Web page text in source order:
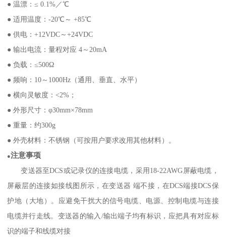
● 温漂：≤ 0.1%／℃
● 适用温度：-20℃～ +85℃
● 供电：+12VDC～+24VDC
● 输出电流：量程对应 4～20mA
● 负载：≤500Ω
● 频响：10～1000Hz（通用、垂直、水平）
● 横向灵敏度：<2%；
● 外形尺寸：φ30mm×78mm
● 重量：约300g
● 外壳材料：不锈钢（可按用户要求改用其他材料）。
●注意事项
变送器至DCS或记录仪的连接电缆，采用18-22AWG屏蔽电缆，
屏蔽层的连接如接线图所示，在变送器 端不接，在DCS端接DCS保
护地（大地）。应避免干扰大的信号电缆、电源、控制电缆与连接
电缆并行走线。变送器的输入/输出端子均有标识，应把具有对应标
识的端子和线缆对接